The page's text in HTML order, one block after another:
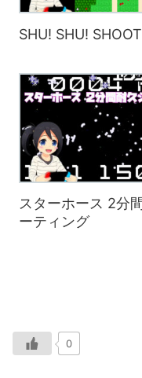
SHU! SHU!
スターホース 2分
ーティング
0